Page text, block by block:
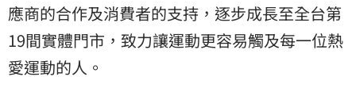
應商的合作及消費者的支持，逐步成長至全台第
19間實體門市，致力讓運動更容易觸及每一位熱
愛運動的人。